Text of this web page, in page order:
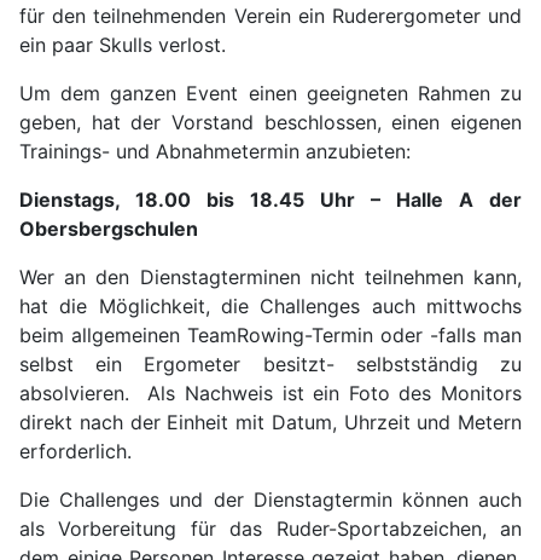
für den teilnehmenden Verein ein Ruderergometer und
ein paar Skulls verlost.
Um dem ganzen Event einen geeigneten Rahmen zu
geben, hat der Vorstand beschlossen, einen eigenen
Trainings- und Abnahmetermin anzubieten:
Dienstags, 18.00 bis 18.45 Uhr – Halle A der
Obersbergschulen
Wer an den Dienstagterminen nicht teilnehmen kann,
hat die Möglichkeit, die Challenges auch mittwochs
beim allgemeinen TeamRowing-Termin oder -falls man
selbst ein Ergometer besitzt- selbstständig zu
absolvieren. Als Nachweis ist ein Foto des Monitors
direkt nach der Einheit mit Datum, Uhrzeit und Metern
erforderlich.
Die Challenges und der Dienstagtermin können auch
als Vorbereitung für das Ruder-Sportabzeichen, an